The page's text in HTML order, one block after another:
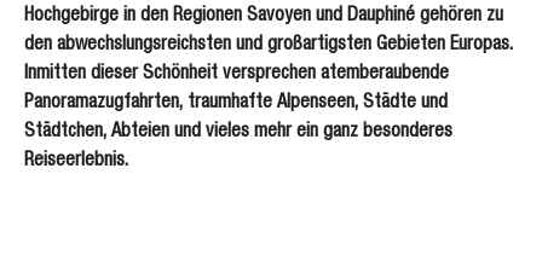
Hochgebirge in den Regionen Savoyen und Dauphiné gehören zu
den abwechslungsreichsten und großartigsten Gebieten Europas.
Inmitten dieser Schönheit versprechen atemberaubende
Panoramazugfahrten, traumhafte Alpenseen, Städte und
Städtchen, Abteien und vieles mehr ein ganz besonderes
Reiseerlebnis.